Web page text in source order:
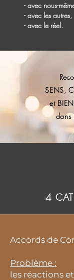
- avec nous-
- avec les autres,
- avec le réel.
SENS,
et
4
Accords de
Problème :
les réactions